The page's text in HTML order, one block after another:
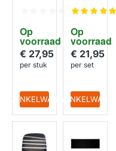
Op
voorraad
4028
€ 27,95
per stuk
IN WINKELWAGEN
Op
voorraad
2522 /
36
(2st.)
€ 21,95
per set
IN WINKELWAGEN